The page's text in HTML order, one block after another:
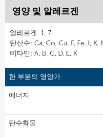
영양 및 알레르겐
알레르겐: 1, 7
탄산수: Ca, Co, Cu, F, Fe, I, K,
비타민: A, B, C, D, E, K
한 부분의 영양가
에너지
탄수화물